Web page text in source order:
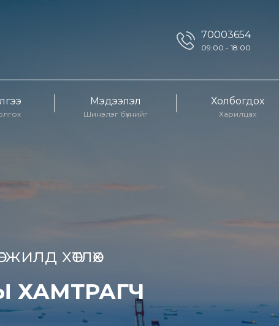
70003654
09:00 - 18:00
Мэдээлэл
Шинэлэг бүхнийг
Холбогдох
Харилцах
хөтлөх
ХАМТРАГЧ